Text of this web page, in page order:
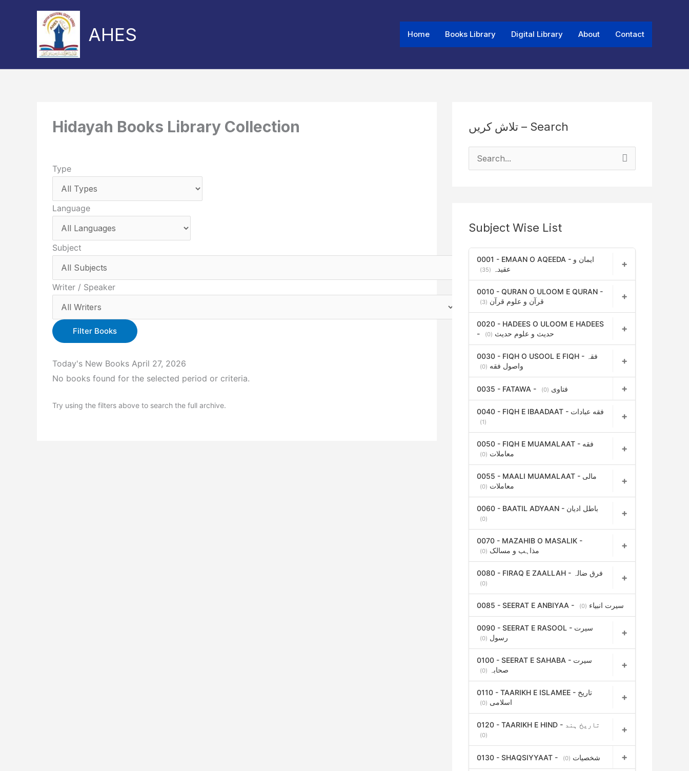
AHES Home Books Library Digital Library About Contact
Hidayah Books Library Collection
Type
Language
Subject
Writer / Speaker
Filter Books
Today's New Books April 27, 2026
No books found for the selected period or criteria.
Try using the filters above to search the full archive.
تلاش کریں – Search
c
Subject Wise List
0001 - EMAAN O AQEEDA - ایمان و
عقیدہ
(35)
0010 - QURAN O ULOOM E QURAN -
قرآن و علوم قرآن (3)
0020 - HADEES O ULOOM E HADEES
- حدیث و علوم حدیث (0)
0030 - FIQH O USOOL E FIQH - فقہ
واصول فقه (0)
0035 - FATAWA - فتاوی (0)
0040 - FIQH E IBAADAAT - فقه عبادات
(1)
0050 - FIQH E MUAMALAAT - فقه
معاملات (0)
0055 - MAALI MUAMALAAT - مالی
معاملات (0)
0060 - BAATIL ADYAAN - باطل ادیان
(0)
0070 - MAZAHIB O MASALIK -
مذاہب و مسالک (0)
0080 - FIRAQ E ZAALLAH - فرق ضالہ
(0)
0085 - SEERAT E ANBIYAA - سیرت انبیاء (0)
0090 - SEERAT E RASOOL - سیرت
رسول (0)
0100 - SEERAT E SAHABA - سیرت
صحابہ
(0)
0110 - TAARIKH E ISLAMEE - تاریخ
اسلامی (0)
0120 - TAARIKH E HIND - تاریخ ہند
(0)
0130 - SHAQSIYYAAT - شخصیات (0)